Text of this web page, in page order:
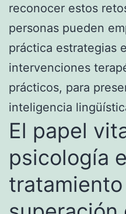
reconocer estos
personas pueden
práctica estrategias
intervenciones
prácticos, para
inteligencia
El papel
psicología